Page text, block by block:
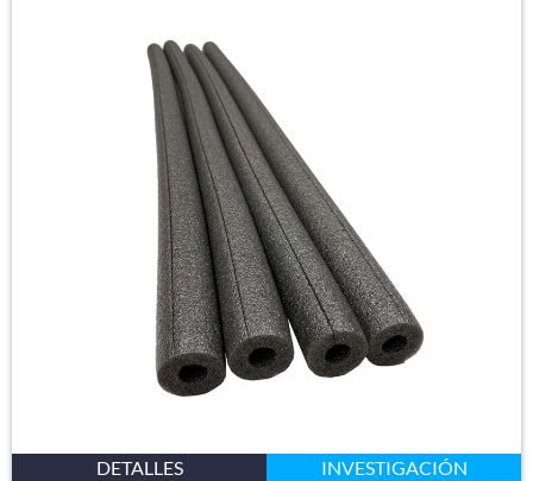
DETALLES
INVESTIGACIÓN